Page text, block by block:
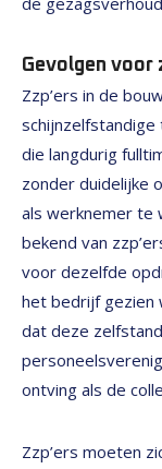
Gevolgen voor
Zzp’ers in de
die langdurig
zonder duidelijke
als werknemer te
bekend van
voor dezelfde
het bedrijf gezien
dat deze
ontving als de
Zzp’ers moeten